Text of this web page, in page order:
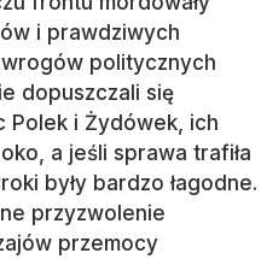
i prawdziwych
politycznych
dopuszczali się
Polek i Żydówek, ich
a jeśli sprawa trafiła
były bardzo łagodne.
przyzwolenie
przemocy